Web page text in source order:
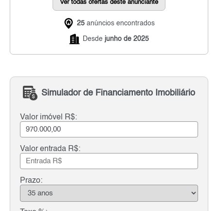
Ver todas ofertas deste anunciante
25 anúncios encontrados
Desde junho de 2025
Simulador de Financiamento Imobiliário
Valor imóvel R$:
Valor entrada R$:
Prazo: